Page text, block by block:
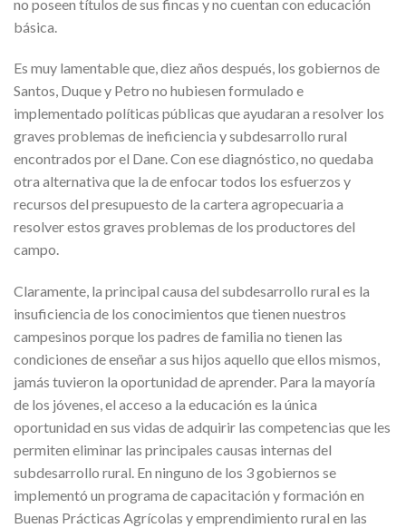
no poseen títulos de sus fincas y no cuentan con educación
básica.
Es muy lamentable que, diez años después, los gobiernos de
Santos, Duque y Petro no hubiesen formulado e
implementado políticas públicas que ayudaran a resolver los
graves problemas de ineficiencia y subdesarrollo rural
encontrados por el Dane. Con ese diagnóstico, no quedaba
otra alternativa que la de enfocar todos los esfuerzos y
recursos del presupuesto de la cartera agropecuaria a
resolver estos graves problemas de los productores del
campo.
Claramente, la principal causa del subdesarrollo rural es la
insuficiencia de los conocimientos que tienen nuestros
campesinos porque los padres de familia no tienen las
condiciones de enseñar a sus hijos aquello que ellos mismos,
jamás tuvieron la oportunidad de aprender. Para la mayoría
de los jóvenes, el acceso a la educación es la única
oportunidad en sus vidas de adquirir las competencias que les
permiten eliminar las principales causas internas del
subdesarrollo rural. En ninguno de los 3 gobiernos se
implementó un programa de capacitación y formación en
Buenas Prácticas Agrícolas y emprendimiento rural en las